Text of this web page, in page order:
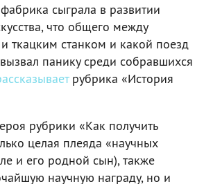
сыграла в развитии
что общего между
ткацким станком и какой поезд
панику среди собравшихся
рубрика «История
рубрики «Как получить
целая плеяда «научных
и его родной сын), также
научную награду, но и